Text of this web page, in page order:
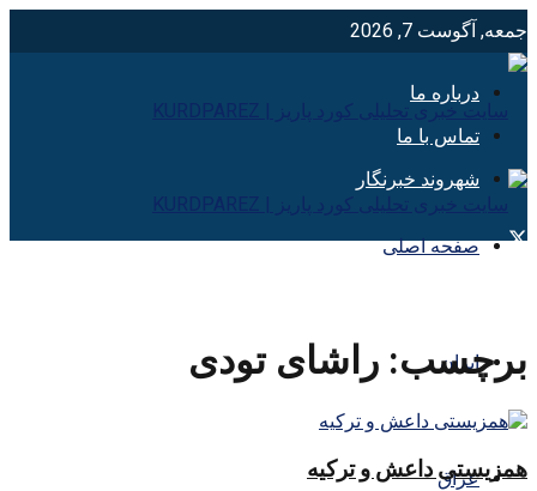
جمعه, آگوست 7, 2026
درباره ما
تماس با ما
شهروند خبرنگار
صفحه اصلی
ایران
عراق
برچسب: راشای تودی
همزیستی داعش و ترکیه